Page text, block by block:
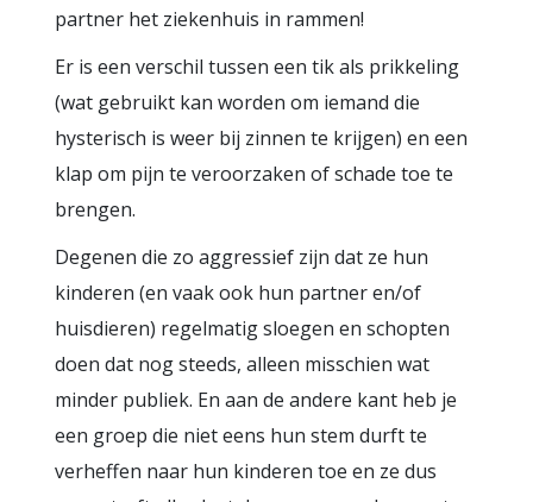
partner het ziekenhuis in rammen!
Er is een verschil tussen een tik als prikkeling
(wat gebruikt kan worden om iemand die
hysterisch is weer bij zinnen te krijgen) en een
klap om pijn te veroorzaken of schade toe te
brengen.
Degenen die zo aggressief zijn dat ze hun
kinderen (en vaak ook hun partner en/of
huisdieren) regelmatig sloegen en schopten
doen dat nog steeds, alleen misschien wat
minder publiek. En aan de andere kant heb je
een groep die niet eens hun stem durft te
verheffen naar hun kinderen toe en ze dus